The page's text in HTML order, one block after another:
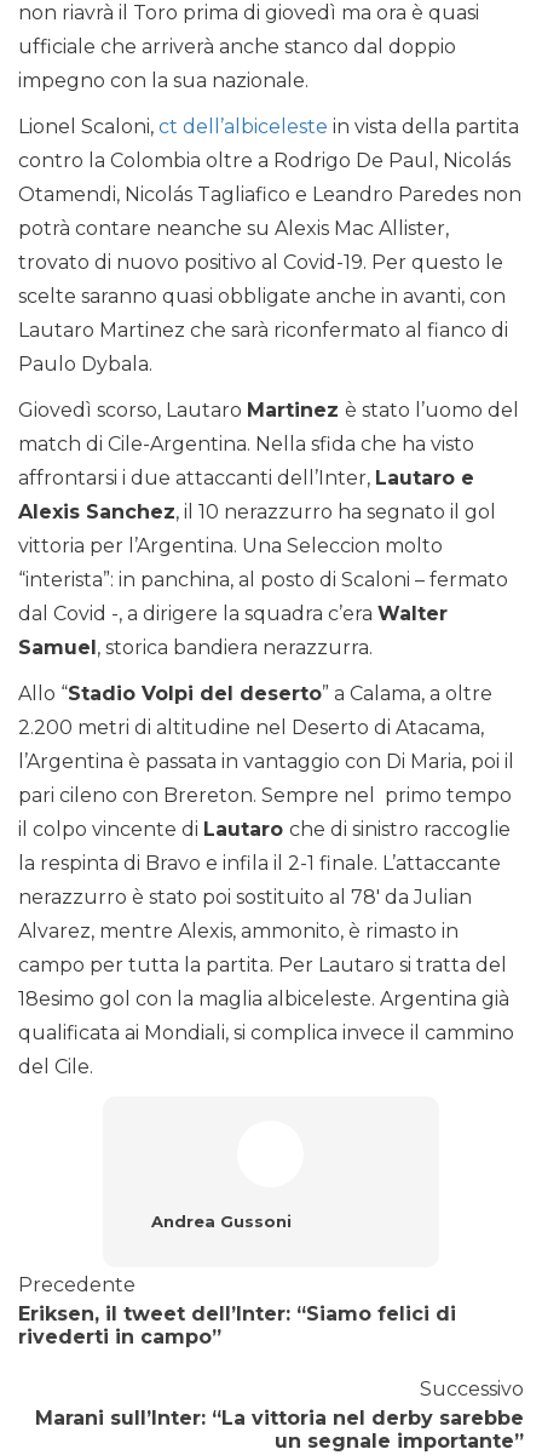
non riavrà il Toro prima di giovedì ma ora è quasi
ufficiale che arriverà anche stanco dal doppio
impegno con la sua nazionale.
Lionel Scaloni, ct dell’albiceleste in vista della partita
contro la Colombia oltre a Rodrigo De Paul, Nicolás
Otamendi, Nicolás Tagliafico e Leandro Paredes non
potrà contare neanche su Alexis Mac Allister,
trovato di nuovo positivo al Covid-19. Per questo le
scelte saranno quasi obbligate anche in avanti, con
Lautaro Martinez che sarà riconfermato al fianco di
Paulo Dybala.
Giovedì scorso, Lautaro Martinez è stato l’uomo del
match di Cile-Argentina. Nella sfida che ha visto
affrontarsi i due attaccanti dell’Inter, Lautaro e
Alexis Sanchez, il 10 nerazzurro ha segnato il gol
vittoria per l’Argentina. Una Seleccion molto
“interista”: in panchina, al posto di Scaloni – fermato
dal Covid -, a dirigere la squadra c’era Walter
Samuel, storica bandiera nerazzurra.
Allo “Stadio Volpi del deserto” a Calama, a oltre
2.200 metri di altitudine nel Deserto di Atacama,
l’Argentina è passata in vantaggio con Di Maria, poi il
pari cileno con Brereton. Sempre nel primo tempo
il colpo vincente di Lautaro che di sinistro raccoglie
la respinta di Bravo e infila il 2-1 finale. L’attaccante
nerazzurro è stato poi sostituito al 78′ da Julian
Alvarez, mentre Alexis, ammonito, è rimasto in
campo per tutta la partita. Per Lautaro si tratta del
18esimo gol con la maglia albiceleste. Argentina già
qualificata ai Mondiali, si complica invece il cammino
del Cile.
Andrea Gussoni
Precedente
Eriksen, il tweet dell’Inter: “Siamo felici di
rivederti in campo”
Successivo
Marani sull’Inter: “La vittoria nel derby sarebbe
un segnale importante”